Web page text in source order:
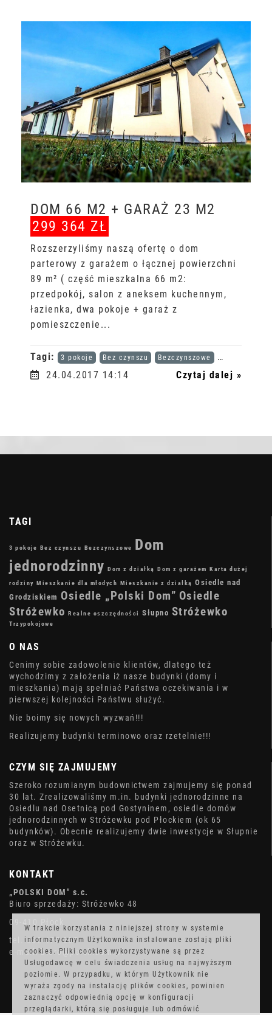
DOM 66 M2 + GARAŻ 23 M2
299 364 ZŁ
Rozszerzyliśmy naszą ofertę o dom
parterowy z garażem o łącznej powierzchni
89 m² ( część mieszkalna 66 m2:
przedpokój, salon z aneksem kuchennym,
łazienka, dwa pokoje + garaż z
pomieszczenie...
Tagi: 3 pokoje Bez czynszu Bezczynszowe Karta dużej
24.04.2017 14:14 Czytaj dalej »
TAGI
3 pokoje Bez czynszu Bezczynszowe
Dom
jednorodzinny Dom z działką Dom z garażem Karta dużej
rodziny Mieszkanie dla młodych Mieszkanie z działką Osiedle nad
Grodziskiem Osiedle „Polski Dom” Osiedle
Stróżewko Realne oszczędności Słupno Stróżewko
Trzypokojowe
O NAS
Cenimy sobie zadowolenie klientów, dlatego też
wychodzimy z założenia iż nasze budynki (domy i
mieszkania) mają spełniać Państwa oczekiwania i w
pierwszej kolejności Państwu służyć.
Nie boimy się nowych wyzwań!!!
Realizujemy budynki terminowo oraz rzetelnie!!!
CZYM SIĘ ZAJMUJEMY
Szeroko rozumianym budownictwem zajmujemy się ponad
30 lat. Zrealizowaliśmy m.in. budynki jednorodzinne na
Osiedlu nad Osetnicą pod Gostyninem, osiedle domów
jednorodzinnych w Stróżewku pod Płockiem (ok 65
budynków). Obecnie realizujemy dwie inwestycje w Słupnie
oraz w Stróżewku.
KONTAKT
„POLSKI DOM" s.c.
Biuro sprzedaży: Stróżewko 48
09-410 Płock
tel. 602 475 337
e-mail: biuro@polskidom.pl
W trakcie korzystania z niniejszej strony w systemie
informatycznym Użytkownika instalowane zostają pliki
cookies. Pliki cookies wykorzystywane są przez
Usługodawcę w celu świadczenia usług na najwyższym
poziomie. W przypadku, w którym Użytkownik nie
wyraża zgody na instalację plików cookies, powinien
zaznaczyć odpowiednią opcję w konfiguracji
przeglądarki, którą się posługuje lub odmówić